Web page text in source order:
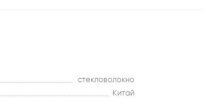
стекловолокно
Китай